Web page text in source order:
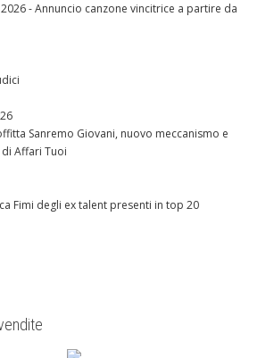
- Annuncio canzone vincitrice a partire da
Sanremo Giovani, nuovo meccanismo e
Affari Tuoi
Fimi degli ex talent presenti in top 20